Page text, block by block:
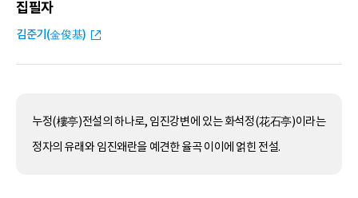
집필자
김준기(金俊基)
누정(樓亭)전설의 하나로, 임진강변에 있는 화석정(花石亭)이라는
정자의 유래와 임진왜란을 예견한 율곡 이이에 얽힌 전설.